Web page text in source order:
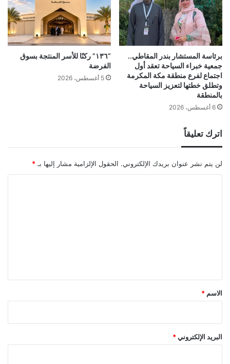
برئاسة المستشار بندر المقاطي..
جمعية خبراء السياحة تعقد أول
اجتماع لفرع منطقة مكة المكرمة
وتطلق خطتها لتعزيز السياحة
بالمنطقة
6 أغسطس، 2026
“١٣٦” ركنًا للأسر المنتجة بسوق
الفرضة
5 أغسطس، 2026
اترك تعليقاً
لن يتم نشر عنوان بريدك الإلكتروني. الحقول الإلزامية مشار إليها بـ*
*
الاسم *
البريد الإلكتروني*